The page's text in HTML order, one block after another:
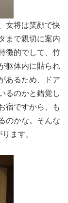
女将は笑顔で快
まで親切に案内
徴的でして、竹
躯体内に貼られ
あるため、ドア
るのかと錯覚し
宿ですから、も
のかな。そんな
ます。